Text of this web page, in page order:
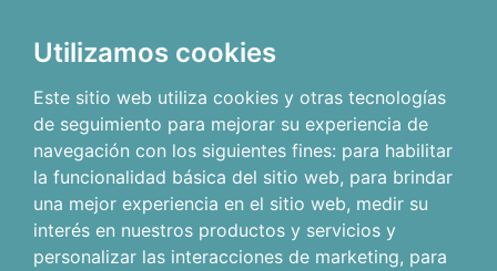
Utilizamos cookies
Este sitio web utiliza cookies y otras tecnologías
de seguimiento para mejorar su experiencia de
navegación con los siguientes fines: para habilitar
la funcionalidad básica del sitio web, para brindar
una mejor experiencia en el sitio web, medir su
interés en nuestros productos y servicios y
personalizar las interacciones de marketing, para